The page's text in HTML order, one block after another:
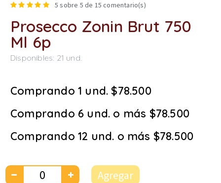
5 sobre 5 de 15 comentario(s)
Prosecco Zonin Brut 750
Ml 6p
Disponibles: 21 und.
Comprando 1 und. $78.500
Comprando 6 und. o más $78.500
Comprando 12 und. o más $78.500
Agregar